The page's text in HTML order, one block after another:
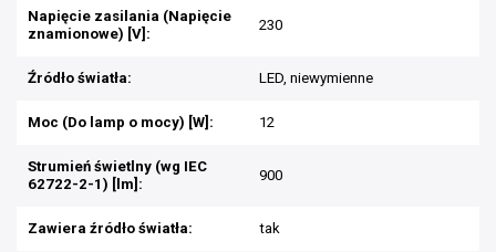
Napięcie zasilania (Napięcie
znamionowe) [V]:
230
Źródło światła: LED, niewymienne
Moc (Do lamp o mocy) [W]: 12
Strumień świetlny (wg IEC
62722-2-1) [lm]:
900
Zawiera źródło światła: tak